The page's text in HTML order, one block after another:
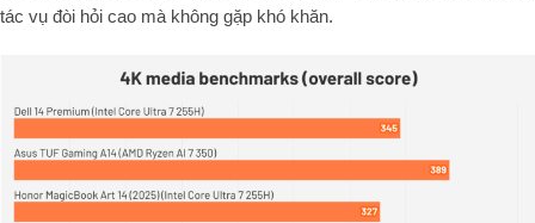
tác vụ đòi hỏi cao mà không gặp khó khăn.